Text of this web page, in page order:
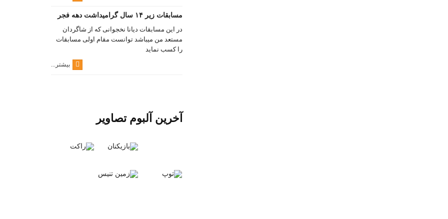
مسابقات زیر ۱۴ سال گرامیداشت دهه فجر
در این مسابقات دیانا نخجوانی که از شاگردان
مستعد من میباشد توانست مقام اولی مسابقات
را کسب نماید
بیشتر...
آخرین آلبوم تصاویر